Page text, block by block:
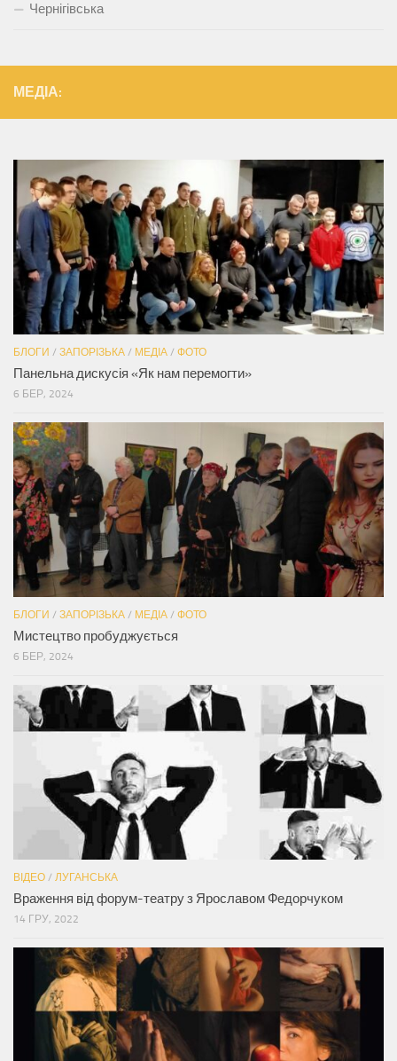
Чернігівська
МЕДІА:
БЛОГИ / ЗАПОРІЗЬКА / МЕДІА / ФОТО
Панельна дискусія «Як нам перемогти»
6 БЕР, 2024
БЛОГИ / ЗАПОРІЗЬКА / МЕДІА / ФОТО
Мистецтво пробуджується
6 БЕР, 2024
ВІДЕО / ЛУГАНСЬКА
Враження від форум-театру з Ярославом Федорчуком
14 ГРУ, 2022